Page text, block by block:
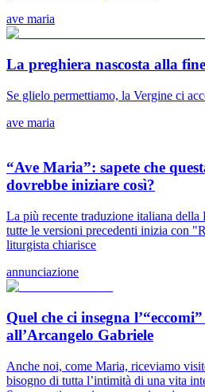
ave maria
La preghiera nascosta alla
Se glielo permettiamo, la Vergine ci
ave maria
“Ave Maria”: sapete che
dovrebbe iniziare così?
La più recente traduzione italiana
tutte le versioni precedenti inizia con
liturgista chiarisce
annunciazione
Quel che ci insegna
all’Arcangelo Gabriele
Anche noi, come Maria, riceviamo
bisogno di tutta l’intimità di una vita